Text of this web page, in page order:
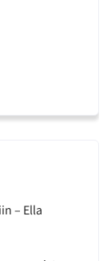
– Ella